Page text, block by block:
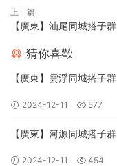
上一篇
【廣東】汕尾同城搭子群
猜你喜歡
【廣東】雲浮同城搭子群
2024-12-11 577
【廣東】河源同城搭子群
2024-12-11 454